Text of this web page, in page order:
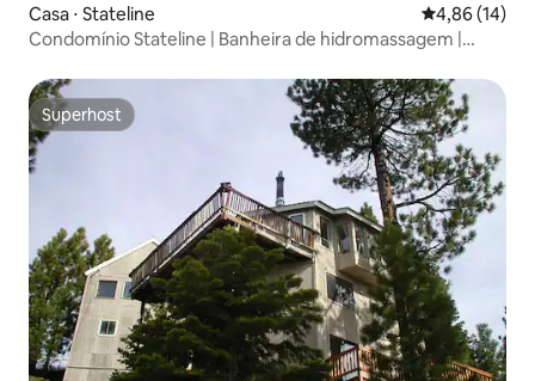
Casa ⋅ Stateline 4,86 de uma
4,86 (14)
Condomínio Stateline | Banheira de hidromassagem |
Superhost
Superhost